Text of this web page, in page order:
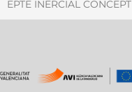
EPTE INERCIAL CONCEPT